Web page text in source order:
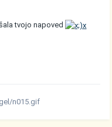
tvojo napoved
n015.gif